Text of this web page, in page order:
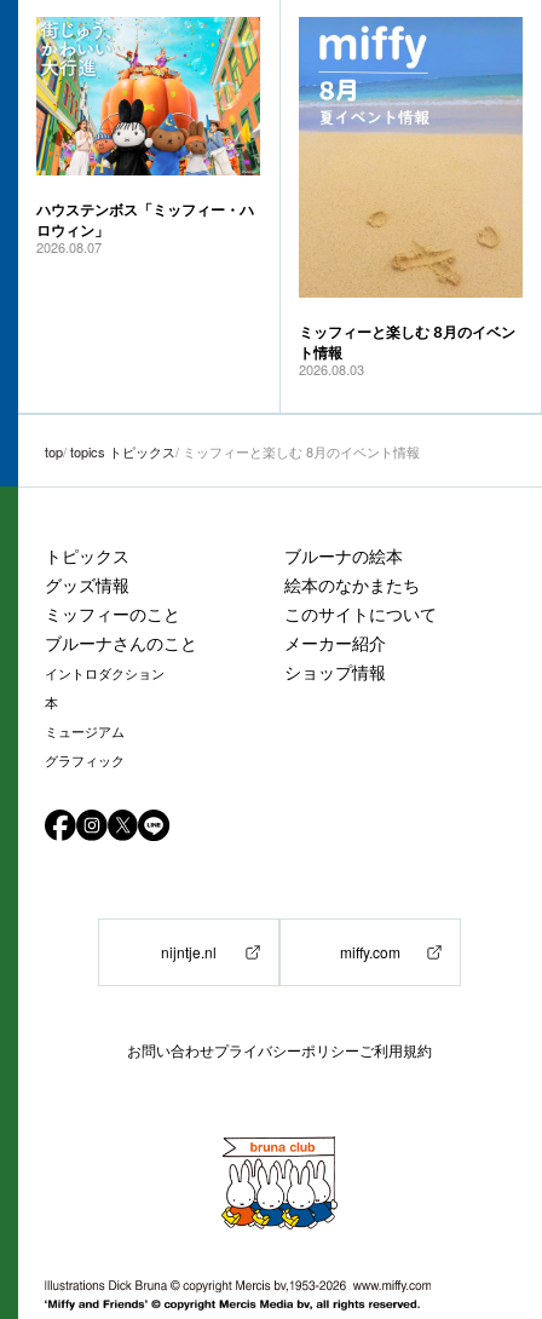
ハウステンボス「ミッフィー・ハ
ロウィン」
2026.08.07
ミッフィーと楽しむ 8月のイベン
ト情報
2026.08.03
top topics トピックス ミッフィーと楽しむ 8月のイベント情報
トピックス
グッズ情報
ミッフィーのこと
ブルーナさんのこと
イントロダクション
本
ミュージアム
グラフィック
ブルーナの絵本
絵本のなかまたち
このサイトについて
メーカー紹介
ショップ情報
nijntje.nl miffy.com
お問い合わせプライバシーポリシーご利用規約